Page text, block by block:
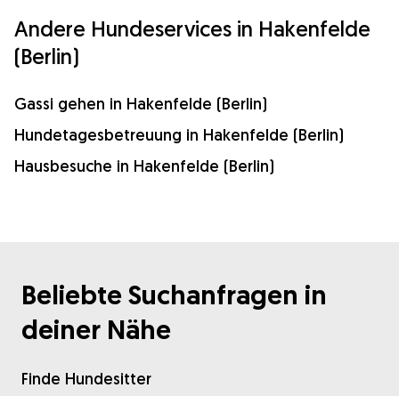
Andere Hundeservices in Hakenfelde
(Berlin)
Gassi gehen in Hakenfelde (Berlin)
Hundetagesbetreuung in Hakenfelde (Berlin)
Hausbesuche in Hakenfelde (Berlin)
Beliebte Suchanfragen in
deiner Nähe
Finde Hundesitter